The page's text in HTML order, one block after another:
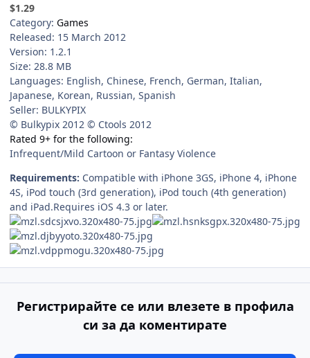
$1.29
Category: Games
Released: 15 March 2012
Version: 1.2.1
Size: 28.8 MB
Languages: English, Chinese, French, German, Italian,
Japanese, Korean, Russian, Spanish
Seller: BULKYPIX
© Bulkypix 2012 © Ctools 2012
Rated 9+ for the following:
Infrequent/Mild Cartoon or Fantasy Violence
Requirements: Compatible with iPhone 3GS, iPhone 4, iPhone
4S, iPod touch (3rd generation), iPod touch (4th generation)
and iPad.Requires iOS 4.3 or later.
Регистрирайте се или влезете в профила
си за да коментирате